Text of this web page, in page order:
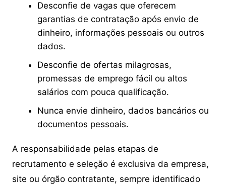
Desconfie de vagas que oferecem
garantias de contratação após envio de
dinheiro, informações pessoais ou outros
dados.
Desconfie de ofertas milagrosas,
promessas de emprego fácil ou altos
salários com pouca qualificação.
Nunca envie dinheiro, dados bancários ou
documentos pessoais.
A responsabilidade pelas etapas de
recrutamento e seleção é exclusiva da empresa,
site ou órgão contratante, sempre identificado